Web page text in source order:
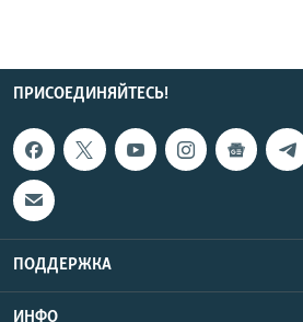
ПРИСОЕДИНЯЙТЕСЬ!
ПОДДЕРЖКА
ИНФО